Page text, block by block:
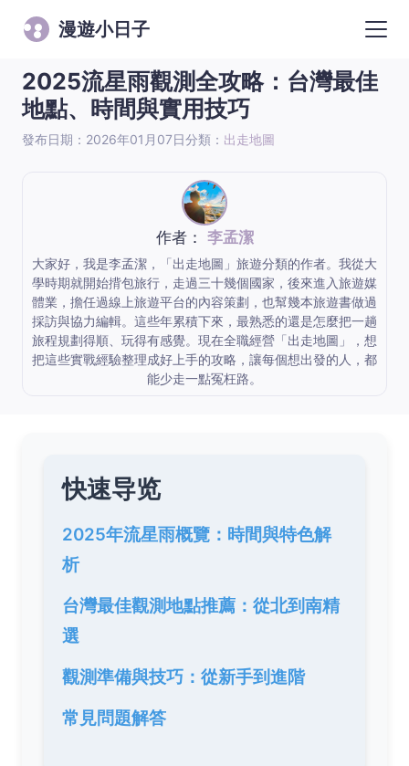
漫遊小日子
2025流星雨觀測全攻略：台灣最佳
地點、時間與實用技巧
發布日期：2026年01月07日分類： 出走地圖
作者： 李孟潔
大家好，我是李孟潔，「出走地圖」旅遊分類的作者。我從大
學時期就開始揹包旅行，走過三十幾個國家，後來進入旅遊媒
體業，擔任過線上旅遊平台的內容策劃，也幫幾本旅遊書做過
採訪與協力編輯。這些年累積下來，最熟悉的還是怎麼把一趟
旅程規劃得順、玩得有感覺。現在全職經營「出走地圖」，想
把這些實戰經驗整理成好上手的攻略，讓每個想出發的人，都
能少走一點冤枉路。
快速导览
2025年流星雨概覽：時間與特色解
析
台灣最佳觀測地點推薦：從北到南精
選
觀測準備與技巧：從新手到進階
常見問題解答